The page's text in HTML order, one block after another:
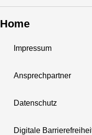
Home
Impressum
Ansprechpartner
Datenschutz
Digitale